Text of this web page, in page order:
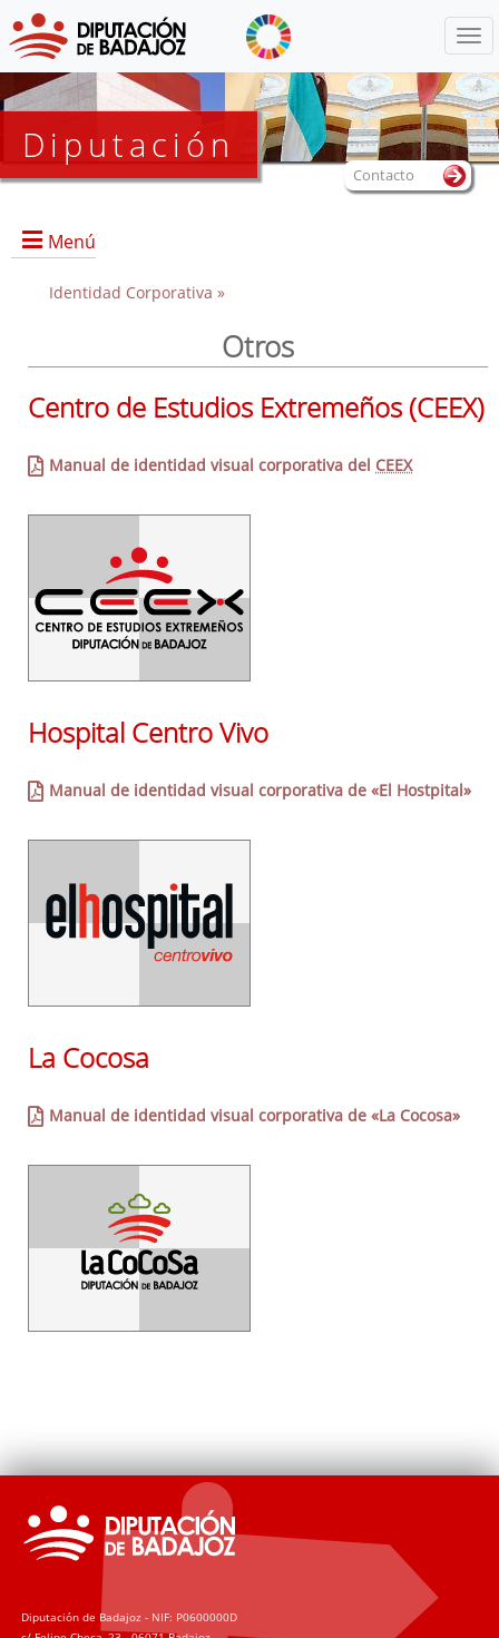
Diputación
Menú
Manuales y logos
- Consorcios
- Organismos dependientes
Manuales genéricos
Manual de Señalización Accesible de Edificios Provinciales
Identidad Corporativa »
Otros
Centro de Estudios Extremeños (CEEX)
Manual de identidad visual corporativa del CEEX
Hospital Centro Vivo
Manual de identidad visual corporativa de «El Hostpital»
La Cocosa
Manual de identidad visual corporativa de «La Cocosa»
Contacto
Diputación de Badajoz - NIF: P0600000D